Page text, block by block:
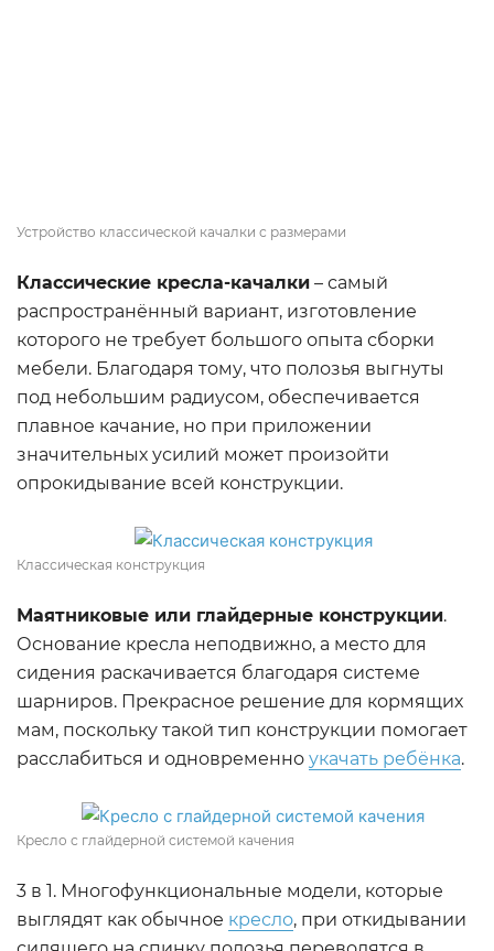
Устройство классической качалки с размерами
Классические кресла-качалки – самый
распространённый вариант, изготовление
которого не требует большого опыта сборки
мебели. Благодаря тому, что полозья выгнуты
под небольшим радиусом, обеспечивается
плавное качание, но при приложении
значительных усилий может произойти
опрокидывание всей конструкции.
Классическая конструкция
Маятниковые или глайдерные конструкции.
Основание кресла неподвижно, а место для
сидения раскачивается благодаря системе
шарниров. Прекрасное решение для кормящих
мам, поскольку такой тип конструкции помогает
расслабиться и одновременно укачать ребёнка.
Кресло с глайдерной системой качения
3 в 1. Многофункциональные модели, которые
выглядят как обычное кресло, при откидывании